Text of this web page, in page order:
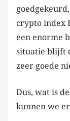
crypto index
een enorme
situatie blijft
zeer goede
Dus, wat is
kunnen we